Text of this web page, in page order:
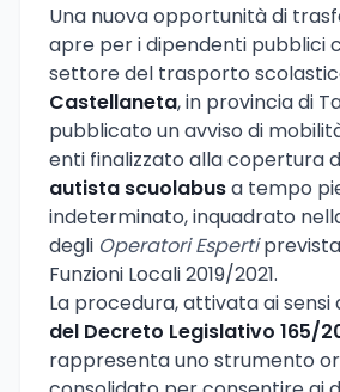
Una nuova opportunità di
apre per i dipendenti pubblici
settore del trasporto
Castellaneta, in provincia di
pubblicato un avviso di
enti finalizzato alla copertura
autista scuolabusa tempo
indeterminato, inquadrato
degli Operatori Espertiprevista
Funzioni Locali 2019/2021.
La procedura, attivata ai sensi
del Decreto Legislativo 165/
rappresenta uno strumento